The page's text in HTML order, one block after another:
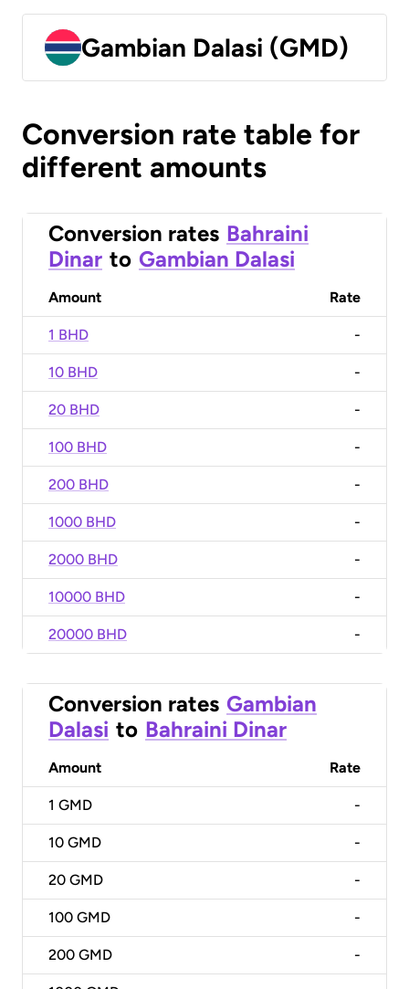
Gambian Dalasi (GMD)
Conversion rate table for
different amounts
Conversion rates Bahraini
Dinar to Gambian Dalasi
Amount Rate
1 BHD -
10 BHD -
20 BHD -
100 BHD -
200 BHD -
1000 BHD -
2000 BHD -
10000 BHD -
20000 BHD -
Conversion rates Gambian
Dalasi to Bahraini Dinar
Amount Rate
1 GMD -
10 GMD -
20 GMD -
100 GMD -
200 GMD -